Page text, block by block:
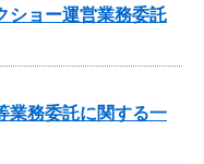
ショー運営業務委託
業務委託に関する一